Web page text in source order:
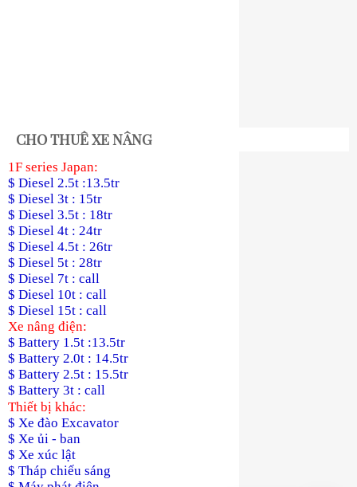
CHO THUÊ XE NÂNG
1F series Japan:
$ Diesel 2.5t :13.5tr
$ Diesel 3t : 15tr
$ Diesel 3.5t : 18tr
$ Diesel 4t : 24tr
$ Diesel 4.5t : 26tr
$ Diesel 5t : 28tr
$ Diesel 7t : call
$ Diesel 10t : call
$ Diesel 15t : call
Xe nâng điện:
$ Battery 1.5t :13.5tr
$ Battery 2.0t : 14.5tr
$ Battery 2.5t : 15.5tr
$ Battery 3t : call
Thiết bị khác:
$ Xe đào Excavator
$ Xe ủi - ban
$ Xe xúc lật
$ Tháp chiếu sáng